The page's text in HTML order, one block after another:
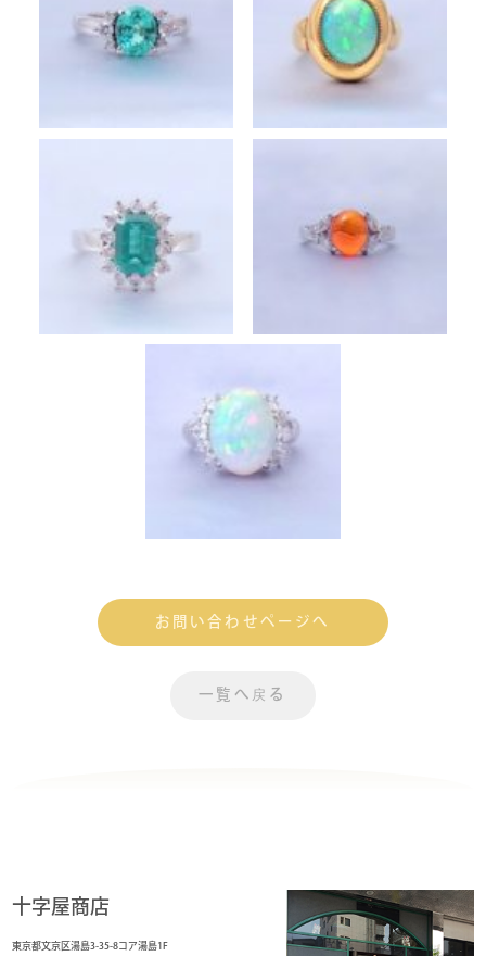
お問い合わせページへ
一覧へ戻る
十字屋商店
東京都文京区湯島3-35-8コア湯島1F